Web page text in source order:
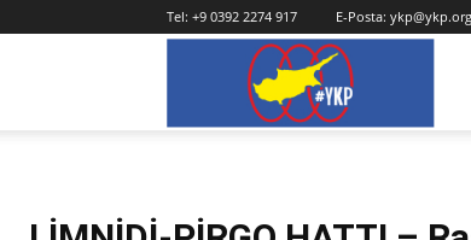
Tel: +9 0392 2274 917 E-Posta: